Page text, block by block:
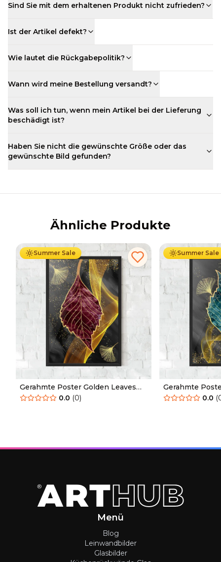
Sind Sie mit dem erhaltenen Produkt nicht zufrieden?
Ist der Artikel defekt?
Wie lautet die Rückgabepolitik?
Wann wird meine Bestellung versandt?
Was soll ich tun, wenn mein Artikel bei der Lieferung
beschädigt ist?
Haben Sie nicht die gewünschte Größe oder das
gewünschte Bild gefunden?
Ähnliche Produkte
Summer Sale
49.90 € 29.90 €
Gerahmte Poster Golden Leaves
Red
0.0 (0)
Summer Sale
Ab
Gerahmte
Blue
0.0 (
Menü
Blog
Leinwandbilder
Glasbilder